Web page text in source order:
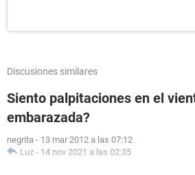
Discusiones similares
Siento palpitaciones en el
embarazada?
negrita - 13 mar 2012 a las 07:12
Luz - 14 nov 2021 a las 02:35